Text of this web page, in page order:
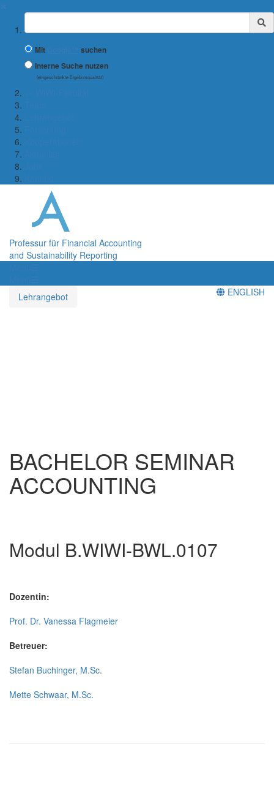
Suchbegriff
Mit
suchen
Interne Suche nutzen
(eingeschränkte Ergebnisqualität)
Professur für Financial Accounting
and Sustainability Reporting
Lehrangebot
ENGLISH
BACHELOR SEMINAR
ACCOUNTING
Modul B.WIWI-BWL.0107
Dozentin:
Prof. Dr. Vanessa Flagmeier
Betreuer:
Stefan Buchinger, M.Sc.
Mette Schwaar, M.Sc.